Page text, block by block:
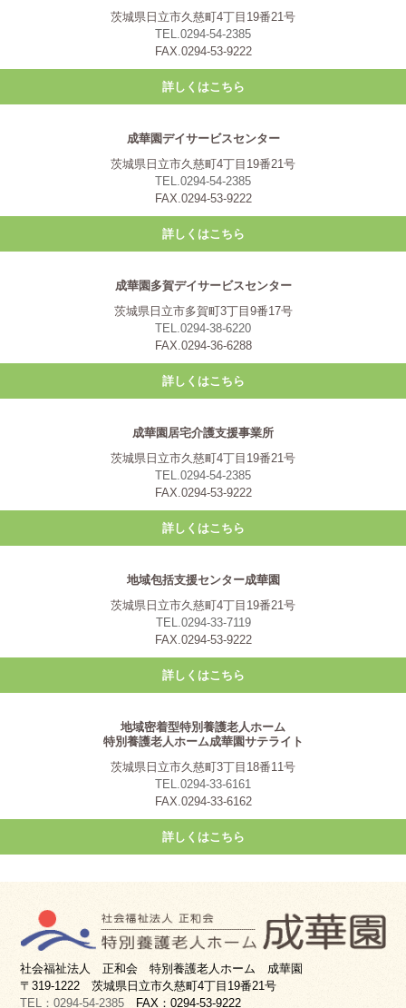
茨城県日立市久慈町4丁目19番21号
TEL.0294-54-2385
FAX.0294-53-9222
詳しくはこちら
成華園デイサービスセンター
茨城県日立市久慈町4丁目19番21号
TEL.0294-54-2385
FAX.0294-53-9222
詳しくはこちら
成華園多賀デイサービスセンター
茨城県日立市多賀町3丁目9番17号
TEL.0294-38-6220
FAX.0294-36-6288
詳しくはこちら
成華園居宅介護支援事業所
茨城県日立市久慈町4丁目19番21号
TEL.0294-54-2385
FAX.0294-53-9222
詳しくはこちら
地域包括支援センター成華園
茨城県日立市久慈町4丁目19番21号
TEL.0294-33-7119
FAX.0294-53-9222
詳しくはこちら
地域密着型特別養護老人ホーム
特別養護老人ホーム成華園サテライト
茨城県日立市久慈町3丁目18番11号
TEL.0294-33-6161
FAX.0294-33-6162
詳しくはこちら
社会福祉法人 正和会 特別養護老人ホーム 成華園
〒319-1222 茨城県日立市久慈町4丁目19番21号
TEL：0294-54-2385 FAX：0294-53-9222